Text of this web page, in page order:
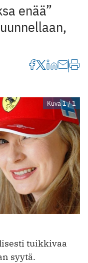
enää”
Kuva 1 / 1
tuikkivaa
syytä.